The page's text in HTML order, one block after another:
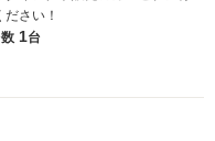
さい！
1台